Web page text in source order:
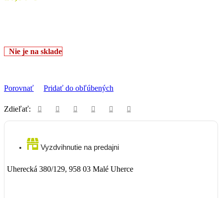
Nie je na sklade
Porovnať Pridať do obľúbených
Zdieľať:
Vyzdvihnutie na predajni
Uherecká 380/129, 958 03 Malé Uherce